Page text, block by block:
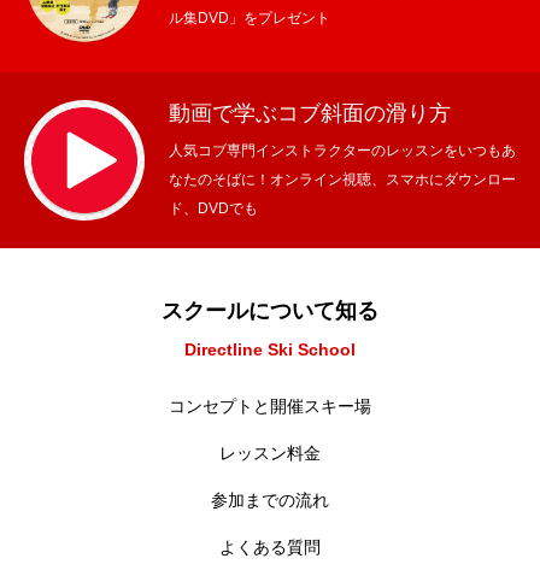
ル集DVD」をプレゼント
動画で学ぶコブ斜面の滑り方
人気コブ専門インストラクターのレッスンをいつもあ
なたのそばに！オンライン視聴、スマホにダウンロー
ド、DVDでも
スクールについて知る
Directline Ski School
コンセプトと開催スキー場
レッスン料金
参加までの流れ
よくある質問